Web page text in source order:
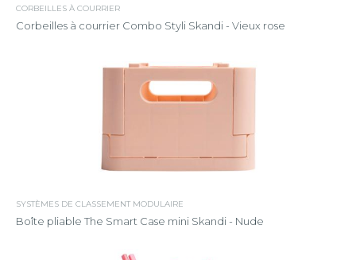
CORBEILLES À COURRIER
Corbeilles à courrier Combo Styli Skandi - Vieux rose
SYSTÈMES DE CLASSEMENT MODULAIRE
Boîte pliable The Smart Case mini Skandi - Nude